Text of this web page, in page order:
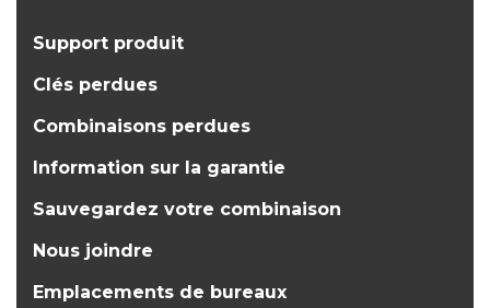
Support produit
Clés perdues
Combinaisons perdues
Information sur la garantie
Sauvegardez votre combinaison
Nous joindre
Emplacements de bureaux